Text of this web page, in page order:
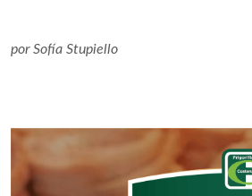
porSofía Stupiello